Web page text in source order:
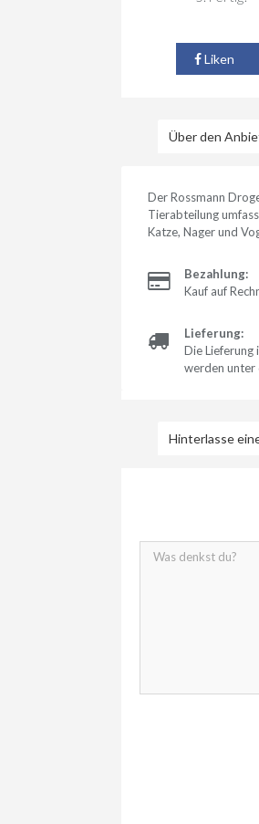
Liken
Über den
Der Rossmann
Tierabteilung
Katze, Nager und
Bezahlung:
Kauf auf
Lieferung:
Die Lieferung
werden unter
Hinterlasse